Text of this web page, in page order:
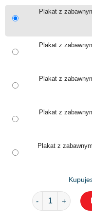
Plakat z
Plakat z
Plakat z
Plakat z
Plakat z
ilość Plakat z